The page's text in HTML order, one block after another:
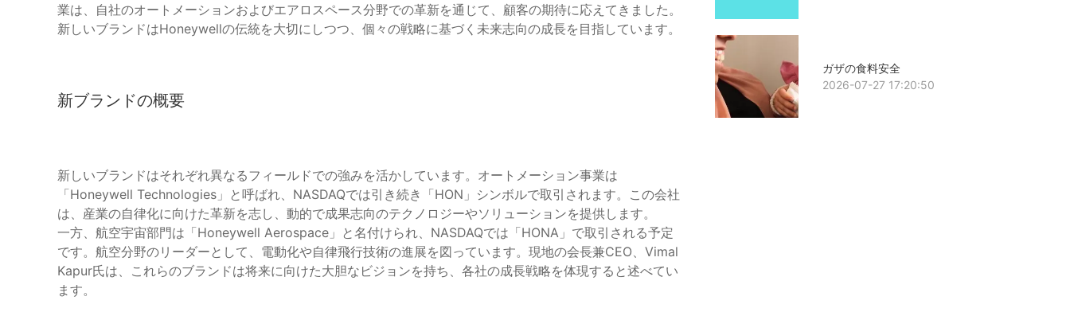
業は、自社のオートメーションおよびエアロスペース分野での革新を通じて、顧客の期待に応えてきました。
新しいブランドはHoneywellの伝統を大切にしつつ、個々の戦略に基づく未来志向の成長を目指しています。
新ブランドの概要
新しいブランドはそれぞれ異なるフィールドでの強みを活かしています。オートメーション事業は
「Honeywell Technologies」と呼ばれ、NASDAQでは引き続き「HON」シンボルで取引されます。この会社
は、産業の自律化に向けた革新を志し、動的で成果志向のテクノロジーやソリューションを提供します。
一方、航空宇宙部門は「Honeywell Aerospace」と名付けられ、NASDAQでは「HONA」で取引される予定
です。航空分野のリーダーとして、電動化や自律飛行技術の進展を図っています。現地の会長兼CEO、Vimal
Kapur氏は、これらのブランドは将来に向けた大胆なビジョンを持ち、各社の成長戦略を体現すると述べてい
ます。
ガザの食料安全
2026-07-27 17:20:50